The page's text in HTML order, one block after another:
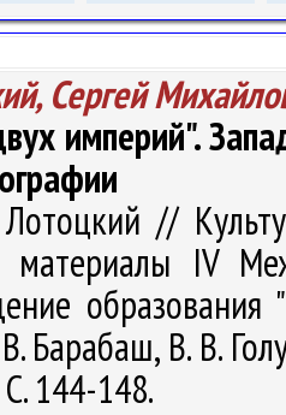
Сергей
империй".
//
IV
образования
Барабаш, В. В.
144-148.